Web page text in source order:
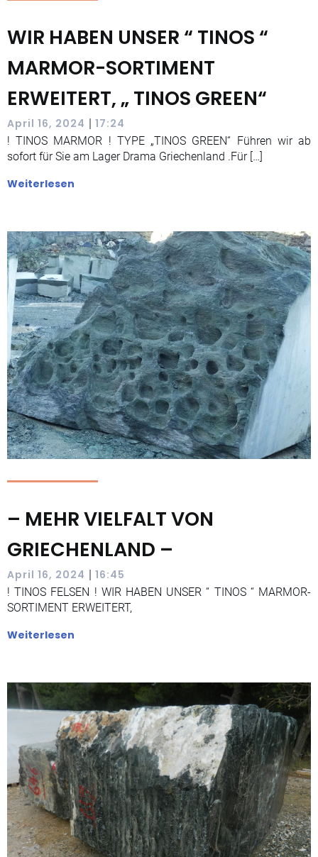
WIR HABEN UNSER “ TINOS “
MARMOR-SORTIMENT
ERWEITERT, „ TINOS GREEN“
April 16, 2024 | 17:24
! TINOS MARMOR ! TYPE „TINOS GREEN“ Führen wir ab
sofort für Sie am Lager Drama Griechenland .Für […]
Weiterlesen
– MEHR VIELFALT VON
GRIECHENLAND –
April 16, 2024 | 16:45
! TINOS FELSEN ! WIR HABEN UNSER “ TINOS “ MARMOR-
SORTIMENT ERWEITERT,
Weiterlesen